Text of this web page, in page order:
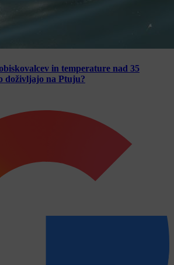
in temperature nad 35
doživljajo na Ptuju?